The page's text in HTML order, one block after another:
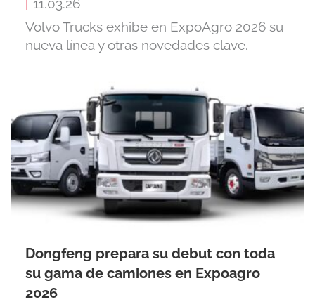
11.03.26
Volvo Trucks exhibe en ExpoAgro 2026 su
nueva línea y otras novedades clave.
Dongfeng prepara su debut con toda
su gama de camiones en Expoagro
2026